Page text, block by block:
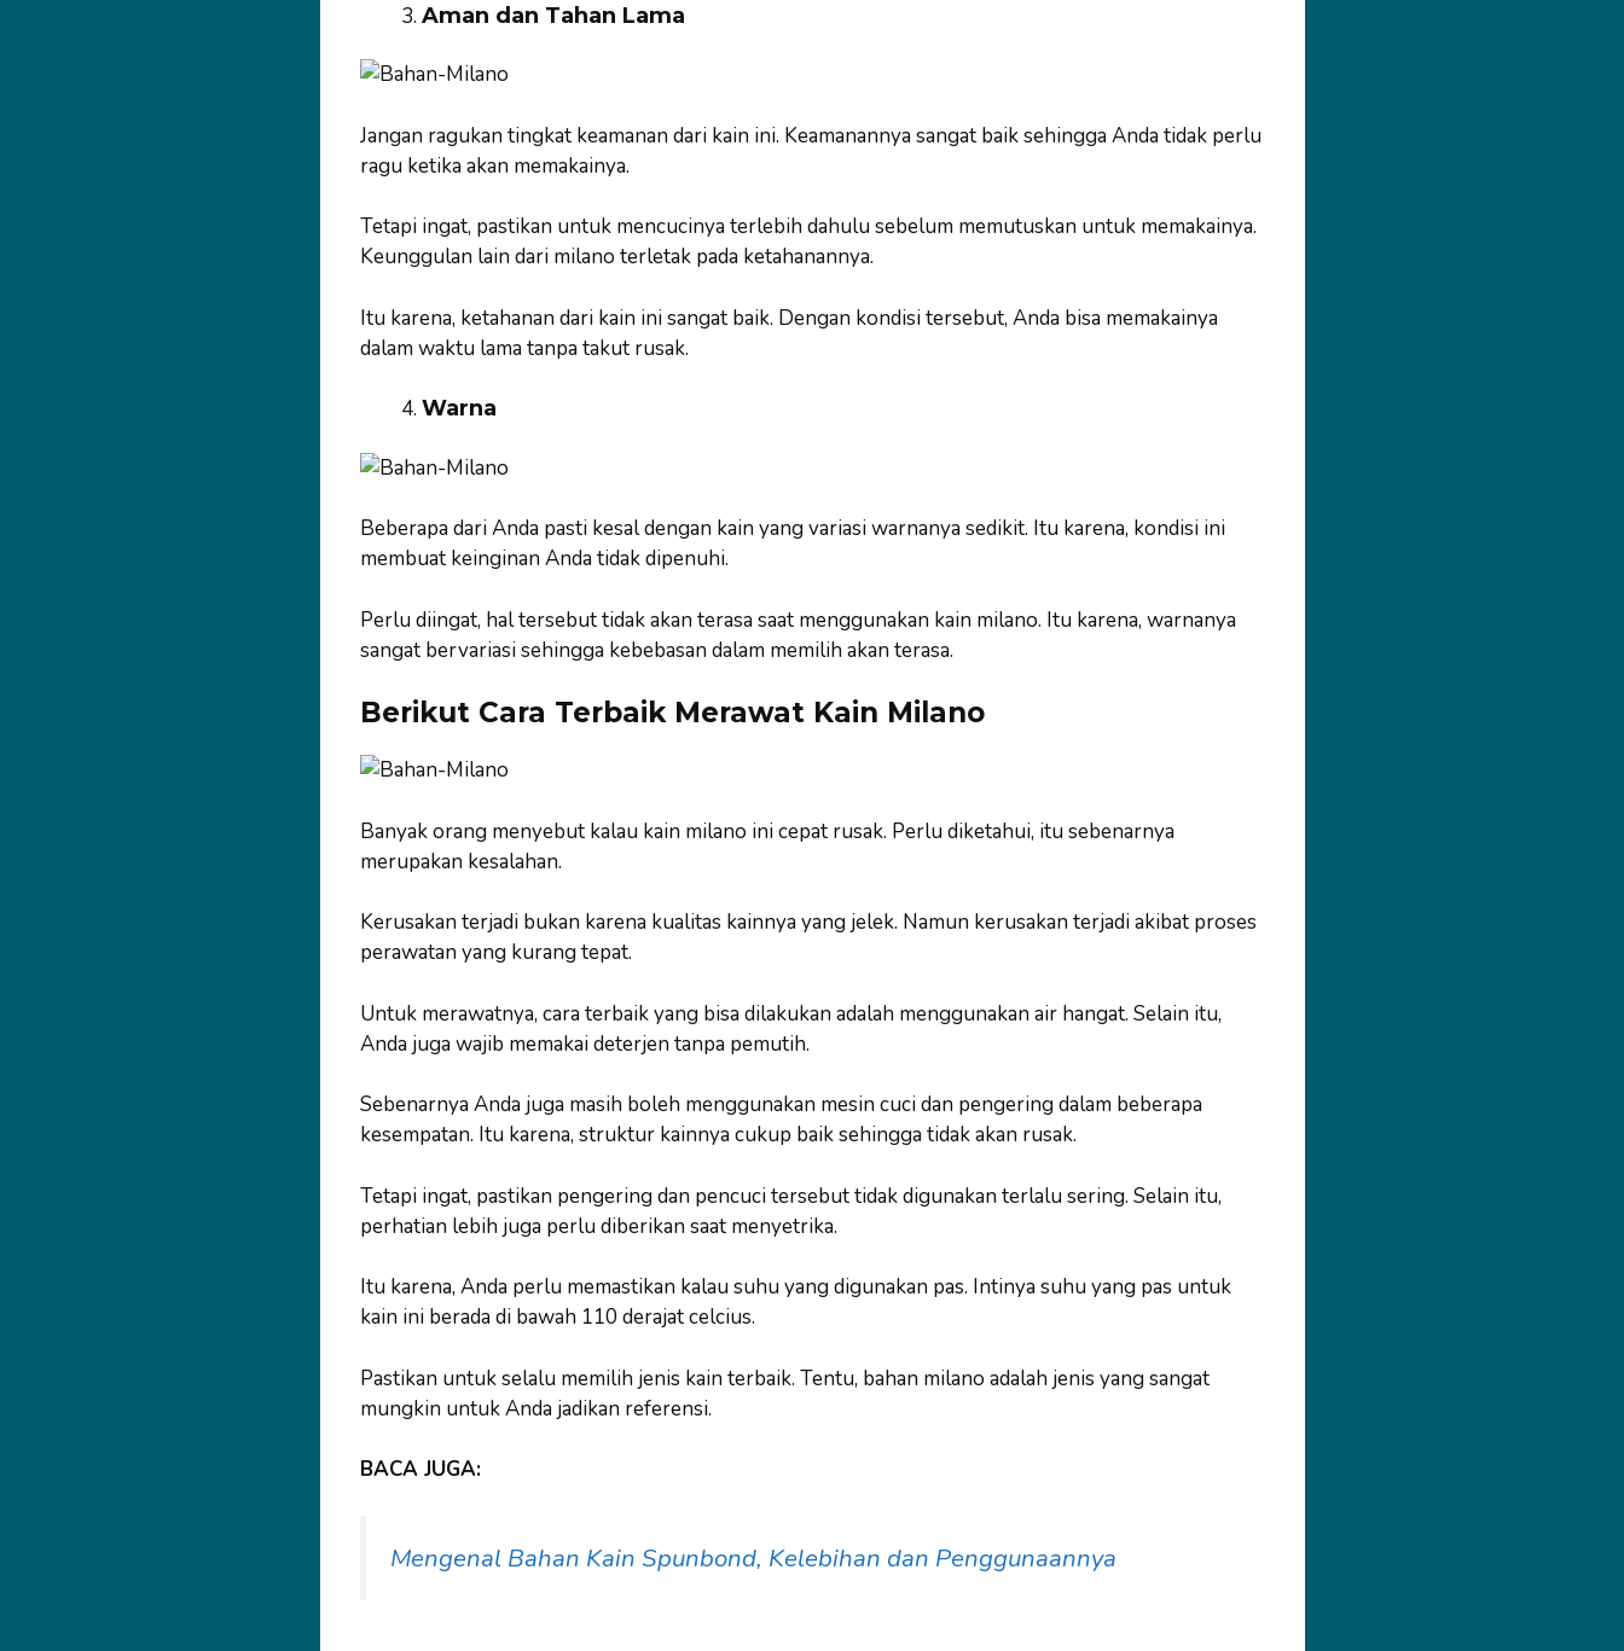
Aman dan Tahan Lama
Jangan ragukan tingkat keamanan dari kain ini. Keamanannya sangat baik sehingga Anda tidak perlu
ragu ketika akan memakainya.
Tetapi ingat, pastikan untuk mencucinya terlebih dahulu sebelum memutuskan untuk memakainya.
Keunggulan lain dari milano terletak pada ketahanannya.
Itu karena, ketahanan dari kain ini sangat baik. Dengan kondisi tersebut, Anda bisa memakainya
dalam waktu lama tanpa takut rusak.
Warna
Beberapa dari Anda pasti kesal dengan kain yang variasi warnanya sedikit. Itu karena, kondisi ini
membuat keinginan Anda tidak dipenuhi.
Perlu diingat, hal tersebut tidak akan terasa saat menggunakan kain milano. Itu karena, warnanya
sangat bervariasi sehingga kebebasan dalam memilih akan terasa.
Berikut Cara Terbaik Merawat Kain Milano
Banyak orang menyebut kalau kain milano ini cepat rusak. Perlu diketahui, itu sebenarnya
merupakan kesalahan.
Kerusakan terjadi bukan karena kualitas kainnya yang jelek. Namun kerusakan terjadi akibat proses
perawatan yang kurang tepat.
Untuk merawatnya, cara terbaik yang bisa dilakukan adalah menggunakan air hangat. Selain itu,
Anda juga wajib memakai deterjen tanpa pemutih.
Sebenarnya Anda juga masih boleh menggunakan mesin cuci dan pengering dalam beberapa
kesempatan. Itu karena, struktur kainnya cukup baik sehingga tidak akan rusak.
Tetapi ingat, pastikan pengering dan pencuci tersebut tidak digunakan terlalu sering. Selain itu,
perhatian lebih juga perlu diberikan saat menyetrika.
Itu karena, Anda perlu memastikan kalau suhu yang digunakan pas. Intinya suhu yang pas untuk
kain ini berada di bawah 110 derajat celcius.
Pastikan untuk selalu memilih jenis kain terbaik. Tentu, bahan milano adalah jenis yang sangat
mungkin untuk Anda jadikan referensi.
BACA JUGA:
Mengenal Bahan Kain Spunbond, Kelebihan dan Penggunaannya